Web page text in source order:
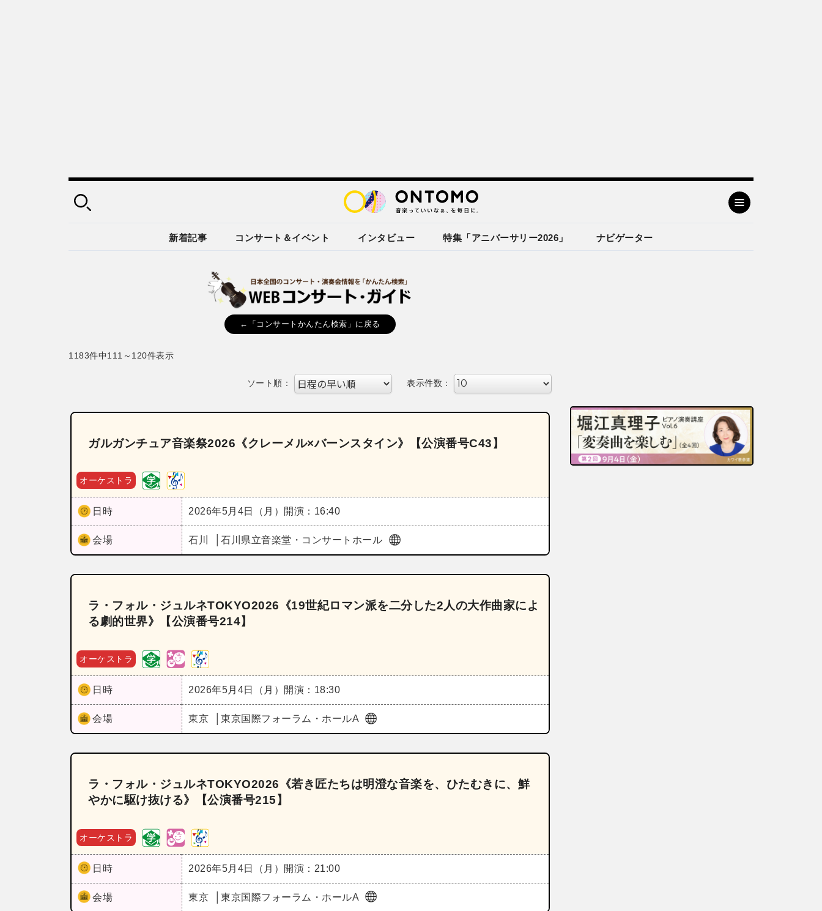
新着記事 コンサート＆イベント インタビュー 特集「アニバーサリー2026」 ナビゲーター
←「コンサートかんたん検索」に戻る
1183件中111～120件表示
ソート順： 表示件数：
ガルガンチュア音楽祭2026《クレーメル×バーンスタイン》【公演番号C43】
オーケストラ
日時 2026年5月4日（月） 開演：16:40
会場 石川 石川県立音楽堂・コンサートホール
ラ・フォル・ジュルネTOKYO2026《19世紀ロマン派を二分した2人の大作曲家によ
る劇的世界》【公演番号214】
オーケストラ
日時 2026年5月4日（月） 開演：18:30
会場 東京 東京国際フォーラム・ホールA
ラ・フォル・ジュルネTOKYO2026《若き匠たちは明澄な音楽を、ひたむきに、鮮
やかに駆け抜ける》【公演番号215】
オーケストラ
日時 2026年5月4日（月） 開演：21:00
会場 東京 東京国際フォーラム・ホールA